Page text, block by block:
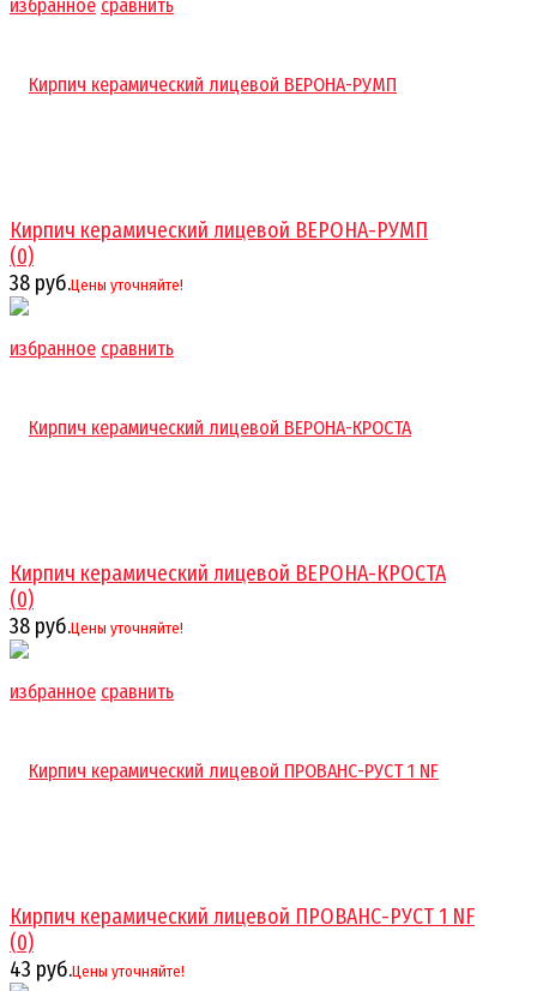
избранное сравнить
избранное сравнить
Кирпич керамический лицевой ВЕРОНА-РУМП
(0)
38 руб.Цены уточняйте!
избранное сравнить
Кирпич керамический лицевой ВЕРОНА-КРОСТА
(0)
38 руб.Цены уточняйте!
Кирпич керамический лицевой ПРОВАНС-РУСТ 1 NF
(0)
43 руб.Цены уточняйте!